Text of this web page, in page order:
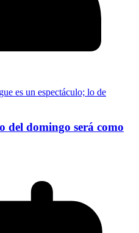
del domingo será como